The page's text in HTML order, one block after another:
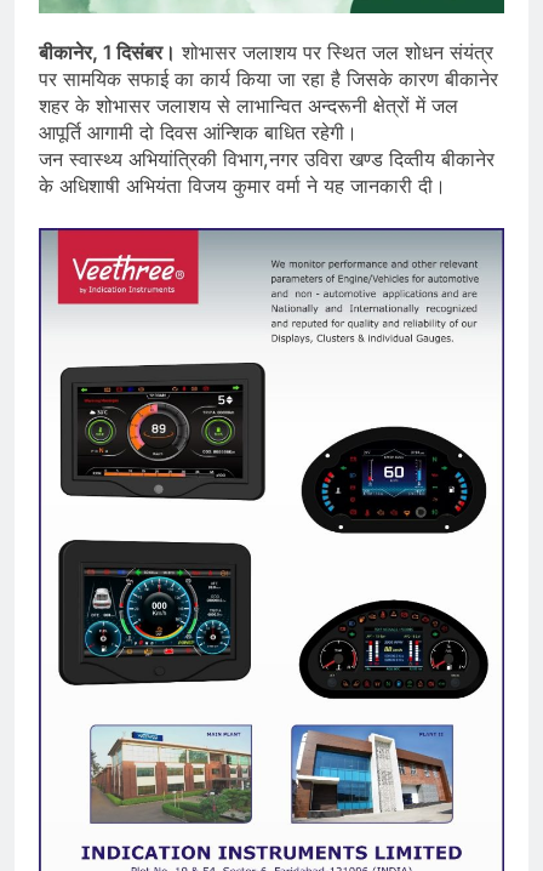
बीकानेर, 1 दिसंबर। शोभासर जलाशय पर स्थित जल शोधन संयंत्र
पर सामयिक सफाई का कार्य किया जा रहा है जिसके कारण बीकानेर
शहर के शोभासर जलाशय से लाभान्वित अन्दरूनी क्षेत्रों में जल
आपूर्ति आगामी दो दिवस आंन्शिक बाधित रहेगी।
जन स्वास्थ्य अभियांत्रिकी विभाग,नगर उविरा खण्ड दिव्तीय बीकानेर
के अधिशाषी अभियंता विजय कुमार वर्मा ने यह जानकारी दी।